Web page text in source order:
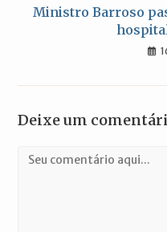
Ministro Barroso
Deixe um
Comentário